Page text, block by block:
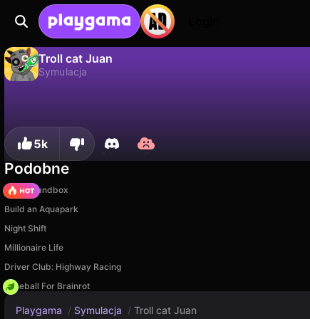
Troll cat Juan
Symulacja
5k
Podobne
Melon Sandbox
Build an Aquapark
Night Shift
Millionaire Life
Driver Club: Highway Racing
Baseball For Brainrot
Playgama / Symulacja / Troll cat Juan